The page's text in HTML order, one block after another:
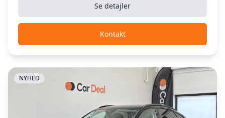
Se detajler
Kontakt
NYHED